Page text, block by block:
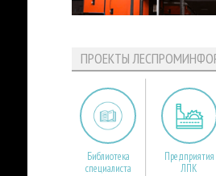
ПРОЕКТЫ
Библиотека
специалиста
Предприятия
ЛПК